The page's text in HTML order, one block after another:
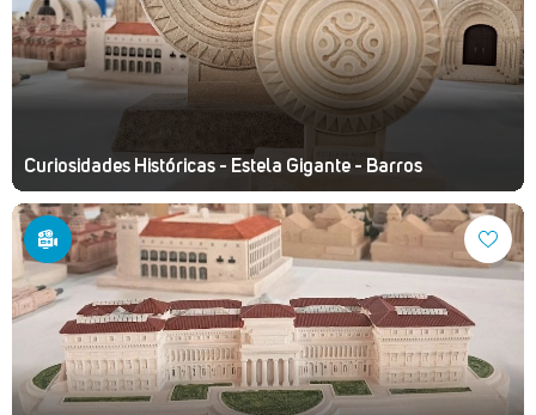
Curiosidades Históricas - Estela Gigante - Barros